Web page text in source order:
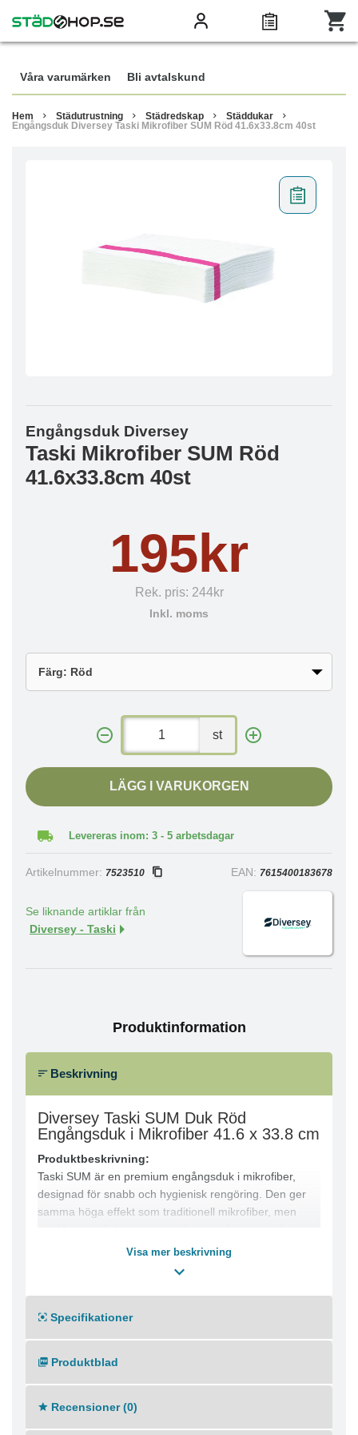
Våra varumärken Bli avtalskund
Hem Städutrustning Städredskap
Städdukar
Engångsduk Diversey Taski Mikrofiber SUM Röd 41.6x33.8cm 40st
Engångsduk Diversey
Taski Mikrofiber SUM Röd
41.6x33.8cm 40st
195kr
Rek. pris: 244kr
Inkl. moms
st
LÄGG I VARUKORGEN
Levereras inom: 3 - 5 arbetsdagar
Artikelnummer: 7523510 EAN: 7615400183678
Se liknande artiklar från
Diversey - Taski
Produktinformation
Beskrivning
Diversey Taski SUM Duk Röd
Engångsduk i Mikrofiber 41.6 x 33.8 cm
Produktbeskrivning:
Taski SUM är en premium engångsduk i mikrofiber,
designad för snabb och hygienisk rengöring. Den ger
samma höga effekt som traditionell mikrofiber, men
Perfekt för miljöer med högt hygienkrav och behov av
● Material: 100 % mikrofiber
● Mått: 41.6 × 33.8 cm
● Engångsbruk – enkel att kassera efter användning
Produktfördelar:
● Tar bort över 99 % av bakterier vid ordentlig
Visa mer beskrivning
Specifikationer
Produktblad
Recensioner (0)